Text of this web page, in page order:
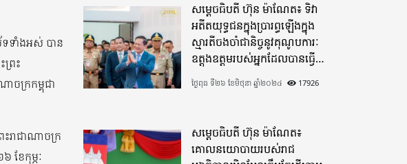
ទទាំងអស់ បាន
រះ
ាចក្រកម្ពុជា
ះរាជាណាចក្រ
ខែកុម្ភៈ
សម្តេចធិបតី ហ៊ុន ម៉ាណែត៖ ទិវា
អតីតយុទ្ធជនក្នុងប្រារព្ធឡើងក្នុង
ស្មារតីចងចាំជានិច្ចនូវគុណូបការៈ
ឧត្តុងឧត្តមរបស់អ្នកដែលបានធ្វើ
មហាពលីកម្ម
ថ្ងៃពុធ ទី២៦ ខែមិថុនា ឆ្នាំ២០២៤ 17926
សម្តេចធិបតី ហ៊ុន ម៉ាណែត៖
គោលនយោបាយរបស់រាជ